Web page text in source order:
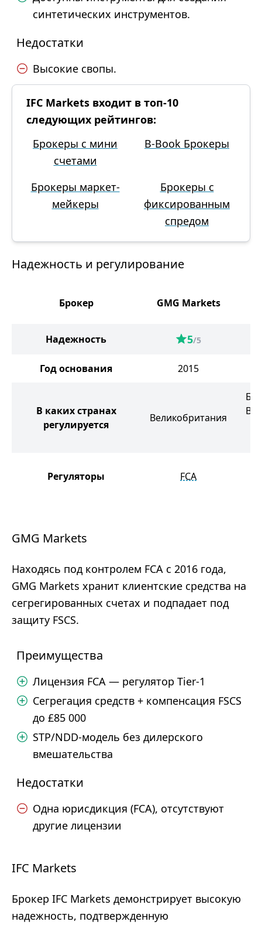
синтетических инструментов.
Недостатки
Высокие свопы.
IFC Markets входит в топ-10
следующих рейтингов:
Брокеры с мини
счетами
B-Book Брокеры
Брокеры маркет-
мейкеры
Брокеры с
фиксированным
спредом
Надежность и регулирование
Брокер GMG Markets
Надежность 5/5
Год основания 2015
В каких странах
регулируется
Великобритания
Регуляторы FCA
GMG Markets
Находясь под контролем FCA с 2016 года,
GMG Markets хранит клиентские средства на
сегрегированных счетах и подпадает под
защиту FSCS.
Преимущества
Лицензия FCA — регулятор Tier-1
Сегрегация средств + компенсация FSCS
до £85 000
STP/NDD-модель без дилерского
вмешательства
Недостатки
Одна юрисдикция (FCA), отсутствуют
другие лицензии
IFC Markets
Брокер IFC Markets демонстрирует высокую
надежность, подтвержденную